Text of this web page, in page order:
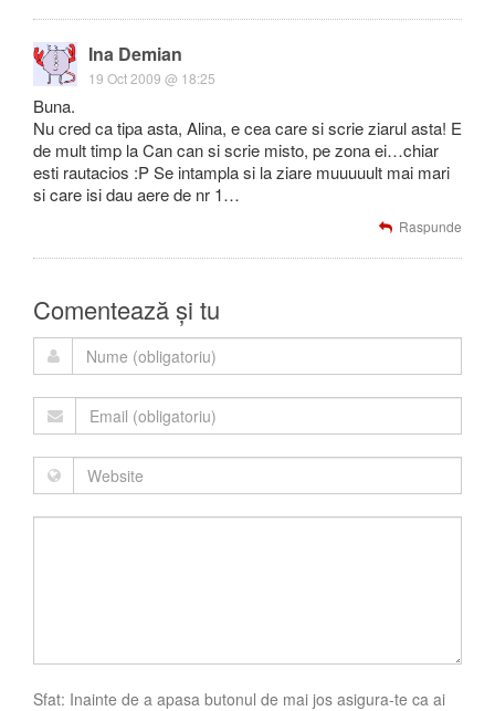
Ina Demian
19 Oct 2009 @ 18:25
Buna.
Nu cred ca tipa asta, Alina, e cea care si scrie ziarul asta! E
de mult timp la Can can si scrie misto, pe zona ei…chiar
esti rautacios :P Se intampla si la ziare muuuuult mai mari
si care isi dau aere de nr 1…
Raspunde
Comentează și tu
Sfat: Inainte de a apasa butonul de mai jos asigura-te ca ai